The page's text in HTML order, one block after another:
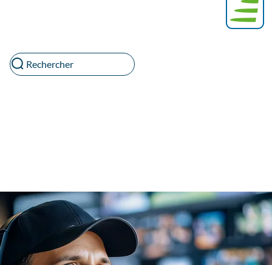
Rechercher